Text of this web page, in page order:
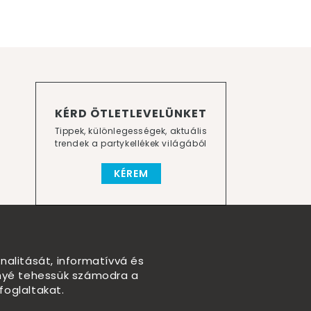
KÉRD ÖTLETLEVELÜNKET
Tippek, különlegességek, aktuális
trendek a partykellékek világából
KÉREM
informatívvá és
tehessük számodra a
foglaltakat.